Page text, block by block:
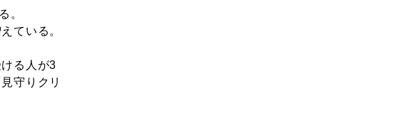
。
ている。
る人が3
守りクリ